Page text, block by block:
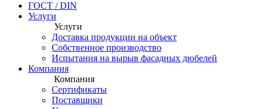
ГОСТ / DIN
Услуги
Услуги
Доставка продукции на объект
Собственное производство
Испытания на вырыв фасадных дюбелей
Компания
Компания
Сертификаты
Поставщики